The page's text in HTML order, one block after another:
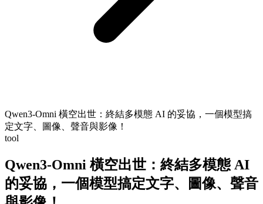
Qwen3-Omni 橫空出世：終結多模態 AI 的妥協，一個模型搞
定文字、圖像、聲音與影像！
tool
Qwen3-Omni 橫空出世：終結多模態 AI
的妥協，一個模型搞定文字、圖像、聲音